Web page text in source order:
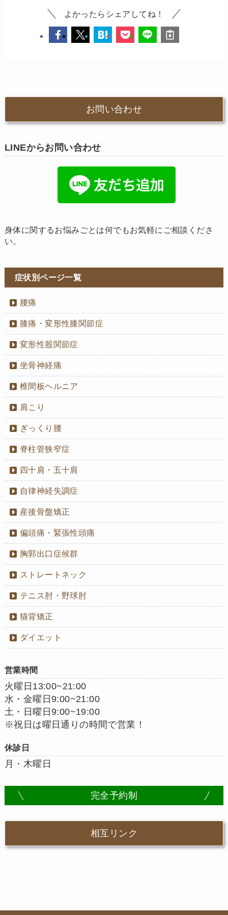
よかったらシェアしてね！
お問い合わせ
LINEからお問い合わせ
身体に関するお悩みごとは何でもお気軽にご相談くださ
い。
症状別ページ一覧
腰痛
膝痛・変形性膝関節症
変形性股関節症
坐骨神経痛
椎間板ヘルニア
肩こり
ぎっくり腰
脊柱管狭窄症
四十肩・五十肩
自律神経失調症
産後骨盤矯正
偏頭痛・緊張性頭痛
胸郭出口症候群
ストレートネック
テニス肘・野球肘
猫背矯正
ダイエット
営業時間
火曜日13:00~21:00
水・金曜日9:00~21:00
土・日曜日9:00~19:00
※祝日は曜日通りの時間で営業！
休診日
月・木曜日
完全予約制
相互リンク